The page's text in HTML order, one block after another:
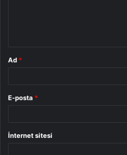
Ad *
E-posta *
İnternet sitesi